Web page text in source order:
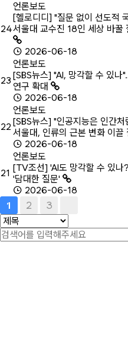
24
언론보도
[헬로디디] "질문 없이 선도적
서울대 교수진 18인 세상 바꿀
2026-06-18
23
언론보도
[SBS뉴스] "AI, 망각할 수 있나
연구 확대
2026-06-18
22
언론보도
[SBS뉴스] "인공지능은 인간
서울대, 인류의 근본 변화 이끌
2026-06-18
21
언론보도
[TV조선] 'AI도 망각할 수 있나
'담대한 질문'
2026-06-18
1 2 3